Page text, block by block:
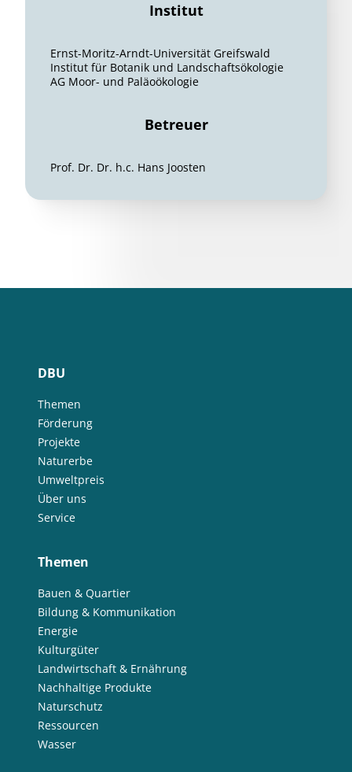
Institut
Ernst-Moritz-Arndt-Universität Greifswald
Institut für Botanik und Landschaftsökologie
AG Moor- und Paläoökologie
Betreuer
Prof. Dr. Dr. h.c. Hans Joosten
DBU
Themen
Förderung
Projekte
Naturerbe
Umweltpreis
Über uns
Service
Themen
Bauen & Quartier
Bildung & Kommunikation
Energie
Kulturgüter
Landwirtschaft & Ernährung
Nachhaltige Produkte
Naturschutz
Ressourcen
Wasser